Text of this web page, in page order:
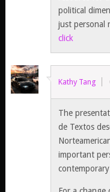
political
just personal
click
Kathy Tang
The
de Textos
important